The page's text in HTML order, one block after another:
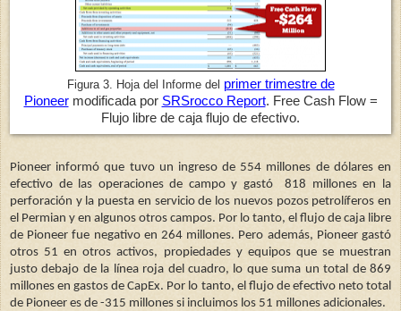
Figura 3. Hoja del Informe del primer trimestre de
Pioneermodificada por SRSrocco Report. Free Cash Flow =
Flujo libre de caja flujo de efectivo.
Pioneer informó que tuvo un ingreso de 554 millones de dólares en
efectivo de las operaciones de campo y gastó
818 millones en la
perforación y la puesta en servicio de los nuevos pozos petrolíferos en
el Permian y en algunos otros campos. Por lo tanto, el flujo de caja libre
de Pioneer fue negativo en 264 millones. Pero además, Pioneer gastó
otros 51 en otros activos, propiedades y equipos que se muestran
justo debajo de la línea roja del cuadro, lo que suma un total de 869
millones en gastos de CapEx. Por lo tanto, el flujo de efectivo neto total
de Pioneer es de -315 millones si incluimos los 51 millones adicionales.